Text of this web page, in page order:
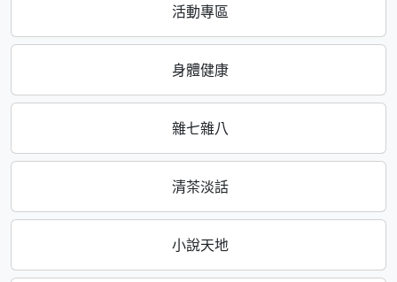
活動專區
身體健康
雜七雜八
清茶淡話
小說天地